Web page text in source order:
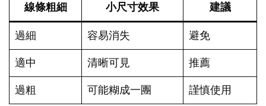
線條粗細 小尺寸效果 建議
過細 容易消失 避免
適中 清晰可見 推薦
過粗 可能糊成一團 謹慎使用